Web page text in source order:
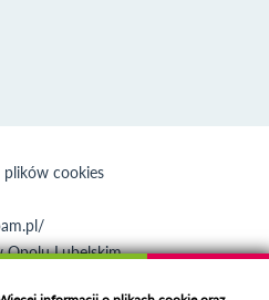
cookies
Opolu Lubelskim